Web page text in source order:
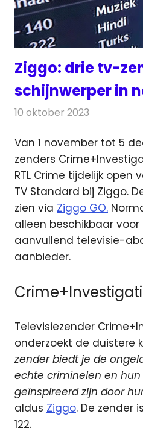
Ziggo: drie tv-
schijnwerper in
10 oktober 2023
Van 1 november tot 5
zenders
RTL Crime tijdelijk open
TV Standard bij Ziggo.
zien via Ziggo GO.
alleen beschikbaar
aanvullend televisie-
aanbieder.
Televisiezender
onderzoekt de duistere
zender biedt je de
echte criminelen en
geïnspireerd zijn door
aldus Ziggo. De zender
122.